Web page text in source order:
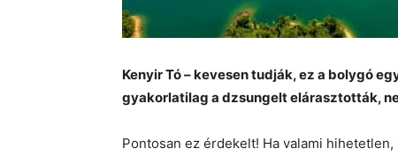
Kenyir Tó – kevesen tudják, ez a bolygó
gyakorlatilag a dzsungelt elárasztották,
Pontosan ez érdekelt! Ha valami